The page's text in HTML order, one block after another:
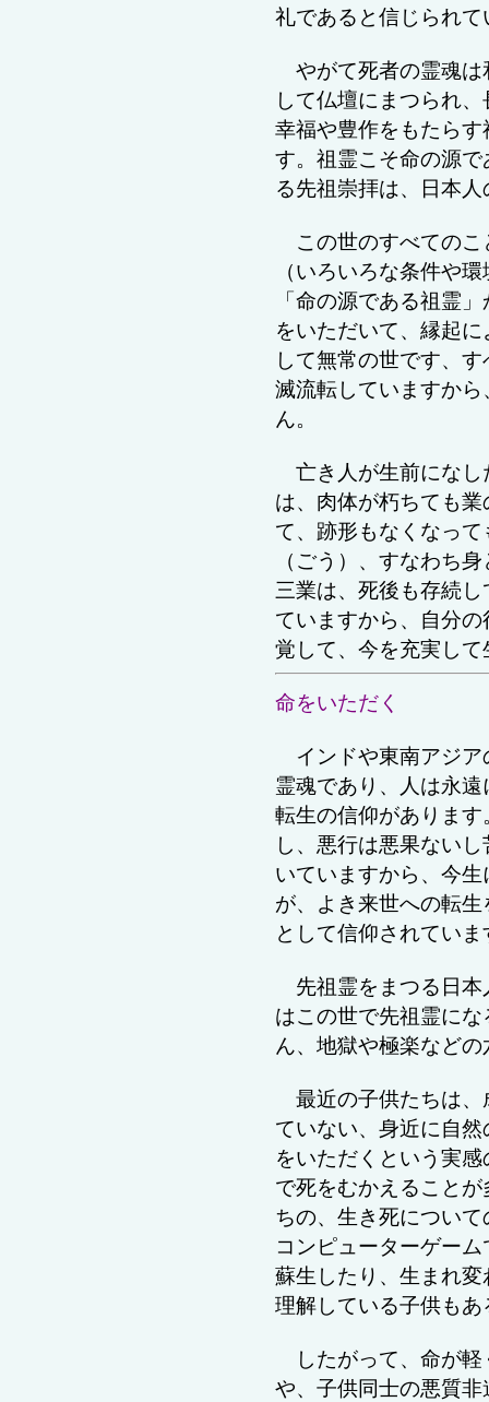
礼であると信じられて
やがて死者の霊魂は
して仏壇にまつられ
幸福や豊作をもたらす
す。祖霊こそ命の源
る先祖崇拝は、日本
この世のすべてのこ
（いろいろな条件や
「命の源である祖霊
をいただいて、縁起
して無常の世です、
滅流転していますか
ん。
亡き人が生前になし
は、肉体が朽ちても
て、跡形もなくなっ
（ごう）、すなわち
三業は、死後も存続
ていますから、自分
覚して、今を充実し
命をいただく
インドや東南アジア
霊魂であり、人は永
転生の信仰がありま
し、悪行は悪果ない
いていますから、今
が、よき来世への転
として信仰されていま
先祖霊をまつる日本
はこの世で先祖霊に
ん、地獄や極楽など
最近の子供たちは、
ていない、身近に自
をいただくという実
で死をむかえること
ちの、生き死につい
コンピューターゲー
蘇生したり、生まれ
理解している子供も
したがって、命が軽
や、子供同士の悪質